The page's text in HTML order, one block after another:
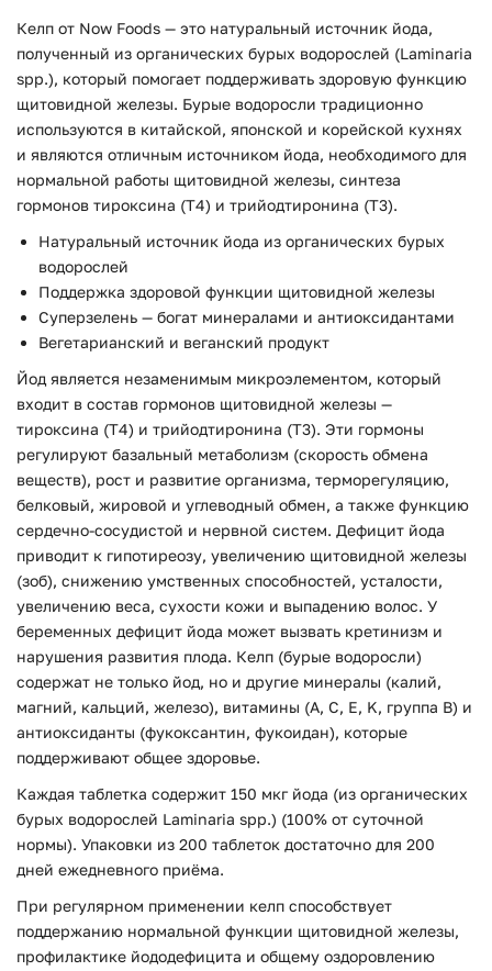
Келп от Now Foods — это натуральный источник йода,
полученный из органических бурых водорослей (Laminaria
spp.), который помогает поддерживать здоровую функцию
щитовидной железы. Бурые водоросли традиционно
используются в китайской, японской и корейской кухнях
и являются отличным источником йода, необходимого для
нормальной работы щитовидной железы, синтеза
гормонов тироксина (T4) и трийодтиронина (T3).
Натуральный источник йода из органических бурых
водорослей
Поддержка здоровой функции щитовидной железы
Суперзелень — богат минералами и антиоксидантами
Вегетарианский и веганский продукт
Йод является незаменимым микроэлементом, который
входит в состав гормонов щитовидной железы —
тироксина (T4) и трийодтиронина (T3). Эти гормоны
регулируют базальный метаболизм (скорость обмена
веществ), рост и развитие организма, терморегуляцию,
белковый, жировой и углеводный обмен, а также функцию
сердечно-сосудистой и нервной систем. Дефицит йода
приводит к гипотиреозу, увеличению щитовидной железы
(зоб), снижению умственных способностей, усталости,
увеличению веса, сухости кожи и выпадению волос. У
беременных дефицит йода может вызвать кретинизм и
нарушения развития плода. Келп (бурые водоросли)
содержат не только йод, но и другие минералы (калий,
магний, кальций, железо), витамины (A, C, E, K, группа B) и
антиоксиданты (фукоксантин, фукоидан), которые
поддерживают общее здоровье.
Каждая таблетка содержит 150 мкг йода (из органических
бурых водорослей Laminaria spp.) (100% от суточной
нормы). Упаковки из 200 таблеток достаточно для 200
дней ежедневного приёма.
При регулярном применении келп способствует
поддержанию нормальной функции щитовидной железы,
профилактике йододефицита и общему оздоровлению